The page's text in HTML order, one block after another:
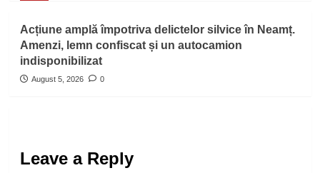
Acțiune amplă împotriva delictelor silvice în Neamț.
Amenzi, lemn confiscat și un autocamion
indisponibilizat
August 5, 2026 0
Leave a Reply